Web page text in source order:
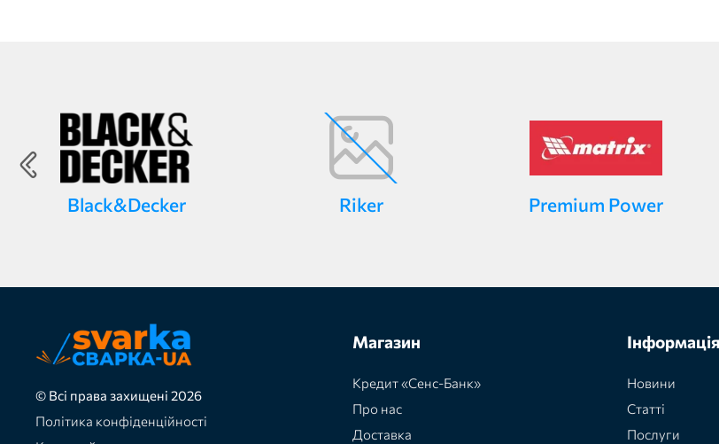
Black&Decker Riker Premium Power
© Всі права захищені 2026
Політика конфіденційності
Магазин
Кредит «Сенс-Банк»
Про нас
Доставка
Інформація
Новини
Статті
Послуги